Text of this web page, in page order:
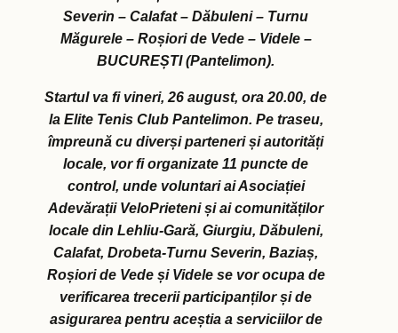
Severin – Calafat – Dăbuleni – Turnu
Măgurele – Roșiori de Vede – Videle –
BUCUREȘTI (Pantelimon).
Startul va fi vineri, 26 august, ora 20.00, de
la Elite Tenis Club Pantelimon. Pe traseu,
împreună cu diverși parteneri și autorități
locale, vor fi organizate 11 puncte de
control, unde voluntari ai Asociației
Adevărații VeloPrieteni și ai comunităților
locale din Lehliu-Gară, Giurgiu, Dăbuleni,
Calafat, Drobeta-Turnu Severin, Baziaș,
Roșiori de Vede și Videle se vor ocupa de
verificarea trecerii participanților și de
asigurarea pentru aceștia a serviciilor de